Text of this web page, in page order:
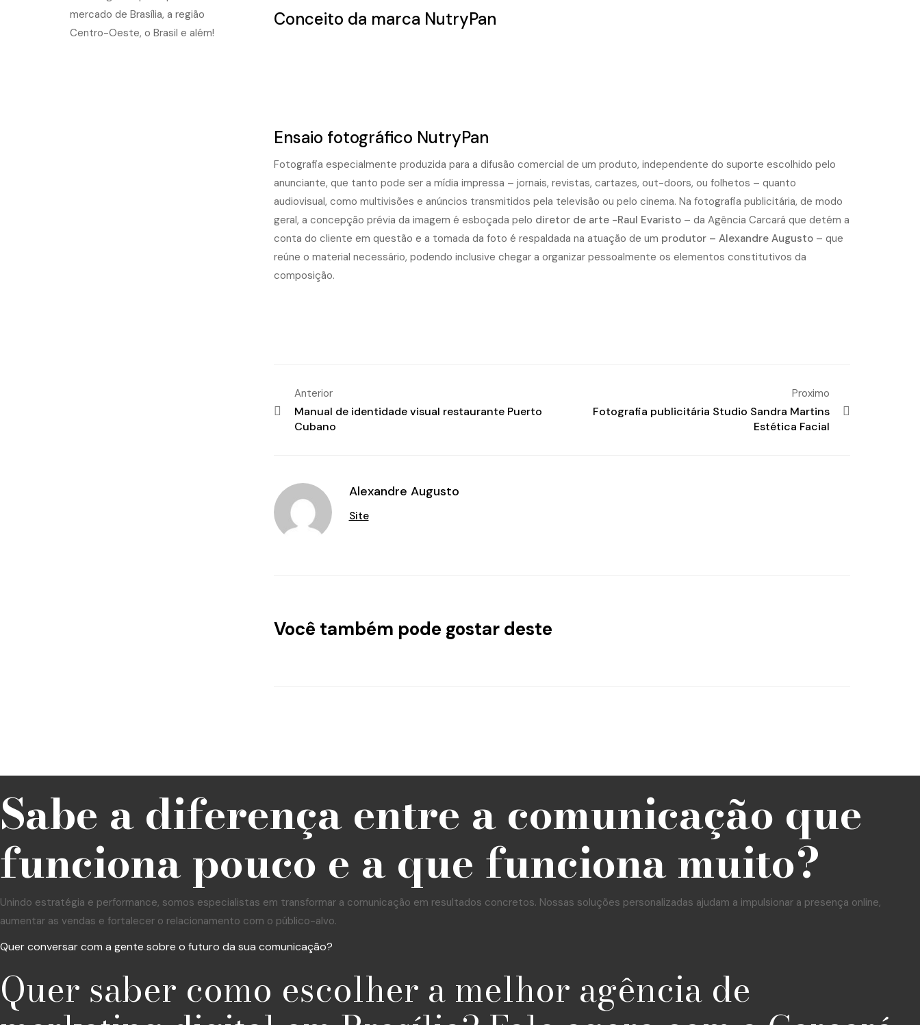
Conceito da marca NutryPan
Ensaio fotográfico NutryPan
Fotografia especialmente produzida para a difusão comercial de um produto, independente do suporte escolhido pelo
anunciante, que tanto pode ser a mídia impressa – jornais, revistas, cartazes, out-doors, ou folhetos – quanto
audiovisual, como multivisões e anúncios transmitidos pela televisão ou pelo cinema. Na fotografia publicitária, de modo
geral, a concepção prévia da imagem é esboçada pelo diretor de arte -Raul Evaristo– da Agência Carcará que detém a
conta do cliente em questão e a tomada da foto é respaldada na atuação de um produtor – Alexandre Augusto– que
reúne o material necessário, podendo inclusive chegar a organizar pessoalmente os elementos constitutivos da
composição.
Anterior
Manual de identidade visual restaurante Puerto
Cubano
Proximo
Fotografia publicitária Studio Sandra Martins
Estética Facial
Alexandre Augusto
Site
Você também pode gostar deste
Sabe a diferença entre a comunicação que
funciona pouco e a que funciona muito?
Unindo estratégia e performance, somos especialistas em transformar a comunicação em resultados concretos. Nossas soluções personalizadas ajudam a impulsionar a presença online,
aumentar as vendas e fortalecer o relacionamento com o público-alvo.
Quer conversar com a gente sobre o futuro da sua comunicação?
Quer saber como escolher a melhor agência de